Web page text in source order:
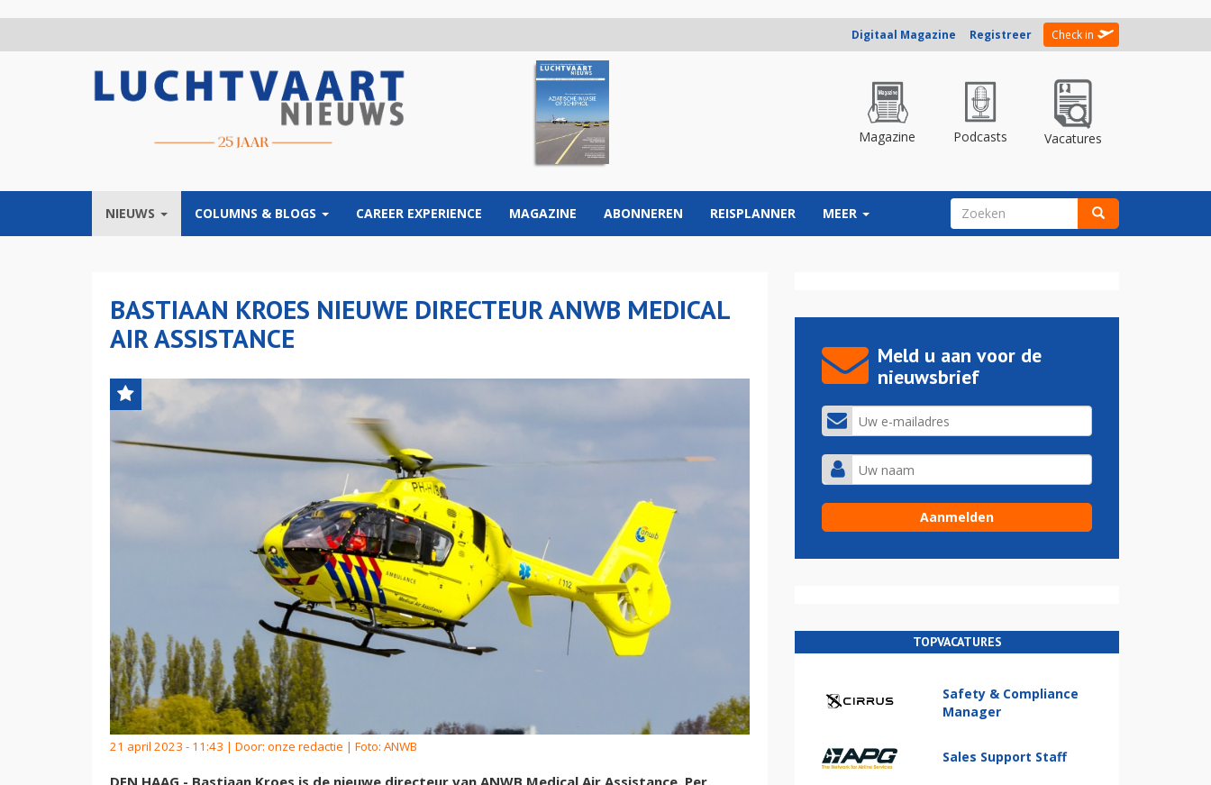
Digitaal Magazine Registreer Check in
Magazine Podcasts Vacatures
NIEUWS COLUMNS & BLOGS CAREER EXPERIENCE MAGAZINE ABONNEREN REISPLANNER MEER ZOEKVELD
BASTIAAN KROES NIEUWE DIRECTEUR ANWB MEDICAL
AIR ASSISTANCE
21 april 2023 - 11:43 | Door: onze redactie | Foto: ANWB
DEN HAAG - Bastiaan Kroes is de nieuwe directeur van ANWB Medical Air Assistance. Per
Meld u aan voor de
nieuwsbrief
TOPVACATURES
Safety & Compliance
Manager
Sales Support Staff